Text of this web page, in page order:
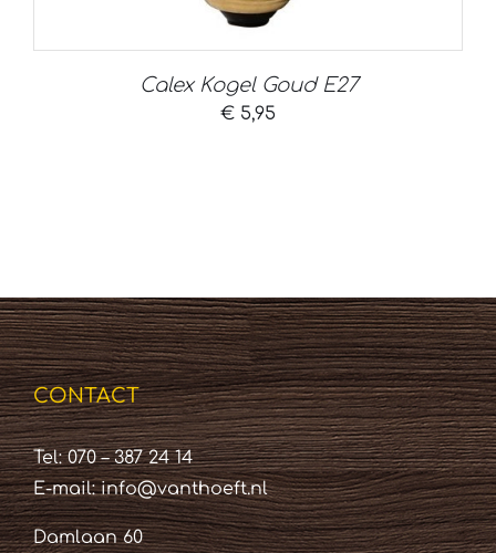
Calex Kogel Goud E27
€ 5,95
CONTACT
Tel: 070 – 387 24 14
E-mail:info@vanthoeft.nl
Damlaan 60